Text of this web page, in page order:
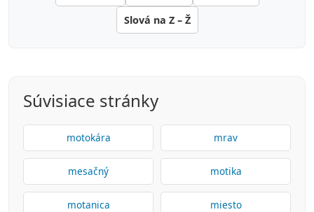
Slová na Z – Ž
Súvisiace stránky
motokára mrav
mesačný motika
motanica miesto